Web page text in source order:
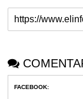
FACEBOOK: